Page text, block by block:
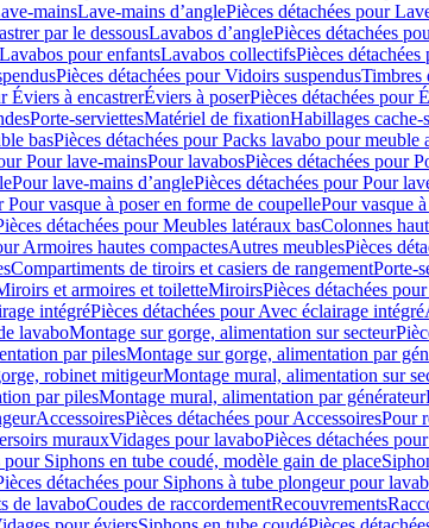
mainsLave-mains d’anglePièces détachées pour
par le dessousLavabos d’anglePièces détachées
pour enfantsLavabos collectifsPièces
Pièces détachées pour Vidoirs suspendusTimbres
Éviers à encastrerÉviers à poserPièces détachées pour
Porte-serviettesMatériel de fixationHabillages cache-
basPièces détachées pour Packs lavabo pour meuble
Pour lave-mainsPour lavabosPièces détachées pour
Pour lave-mains d’anglePièces détachées pour Pour
Pour vasque à poser en forme de coupellePour vasque
détachées pour Meubles latéraux basColonnes
Armoires hautes compactesAutres meublesPièces
Compartiments de tiroirs et casiers de rangementPorte-
et armoires et toiletteMiroirsPièces détachées
intégréPièces détachées pour Avec éclairage intégré
lavaboMontage sur gorge, alimentation sur secteur
par pilesMontage sur gorge, alimentation par
robinet mitigeurMontage mural, alimentation sur
par pilesMontage mural, alimentation par générateur
AccessoiresPièces détachées pour AccessoiresPour
murauxVidages pour lavaboPièces détachées
pour Siphons en tube coudé, modèle gain de place
détachées pour Siphons à tube plongeur pour
de lavaboCoudes de raccordementRecouvrements